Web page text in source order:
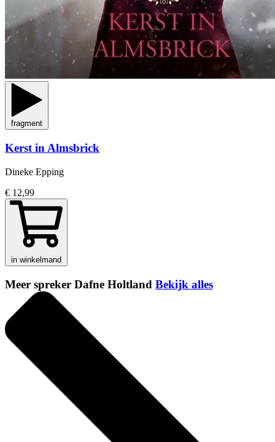
fragment
Kerst in Almsbrick
Dineke Epping
€ 12,99
in winkelmand
Meer spreker Dafne Holtland Bekijk alles